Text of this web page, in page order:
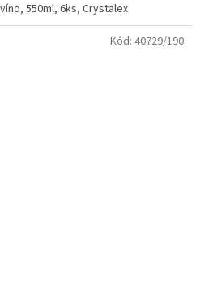
550ml, 6ks, Crystalex
Kód: 40729/190